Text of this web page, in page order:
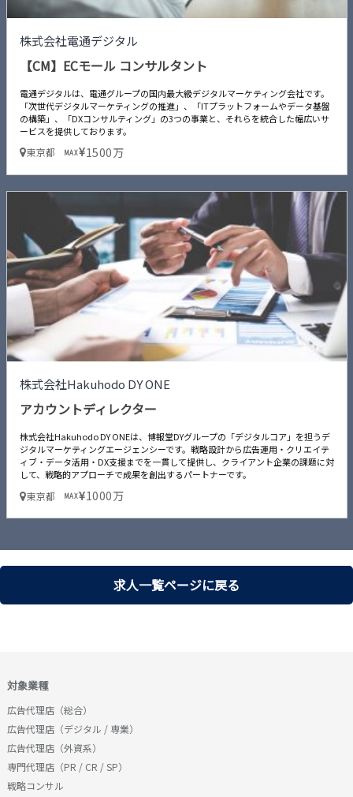
株式会社電通デジタル
【CM】ECモール コンサルタント
電通デジタルは、電通グループの国内最大級デジタルマーケティング会社です。
「次世代デジタルマーケティングの推進」、「ITプラットフォームやデータ基盤
の構築」、「DXコンサルティング」の3つの事業と、それらを統合した幅広いサ
ービスを提供しております。
東京都 MAX 1500万
株式会社Hakuhodo DY ONE
アカウントディレクター
株式会社Hakuhodo DY ONEは、博報堂DYグループの「デジタルコア」を担うデ
ジタルマーケティングエージェンシーです。戦略設計から広告運用・クリエイテ
ィブ・データ活用・DX支援までを一貫して提供し、クライアント企業の課題に対
して、戦略的アプローチで成果を創出するパートナーです。
東京都 MAX 1000万
求人一覧ページに戻る
対象業種
広告代理店（総合）
広告代理店（デジタル / 専業）
広告代理店（外資系）
専門代理店（PR / CR / SP）
戦略コンサル